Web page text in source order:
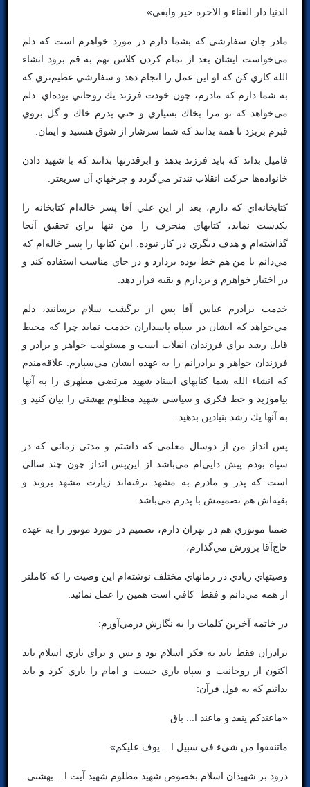
الدنيا دار الفناء و الاخره خير وابقي»
مادر جان سفارشي كه بشما دارم در مورد خواهرم است كه دلم
مي‌خواست ايشان بعد از تمام كردن كلاس نهم به قم برود انشاء
الله كاري كن كه او اين عمل را انجام دهد و سفارشي عظيم‌تري كه
به شما دارم كه مادرم، چون خودت فرزند يك روحاني بوده‌اي. دلم
می‌خواهد كه تو مرا بخاك بسپاري و حتي پدرم خاك و گل بروي
قبرم بريزد تا همه بدانند كه شما سرشار از شوق هستيد و ايمان.
فاميل بداند كه بايد فرزند بدهد و ابرقدرتها بدانند كه با شهيد دادن
خانواده‌ها حركت انقلاب تندتر مي‌گردد و چرخهاي آن سريعتر.
كتابخانه‌اي كه دارم، بعد از اين علي آقا پسر خاله‌ام كتابخانه را
يكدست نمايد، كتابهاي منحرف را من تنها براي تحقيق آنجا
گذاشته‌ام و هدف ديگري در كار نبوده. اين كتابها را پسر خاله‌ام كه
مي‌دانم با من هم خط بوده بردارد و در جاي مناسب استفاده كند و
در اختيار خواهرم و بردارم و بقيه قرار دهد.
خدمت برادرم عباس آقا پس از برگشت سلام برسانيد، دلم
مي‌خواهد كه ايشان در سپاه پاسداران خدمت نمايد چرا كه محيط
قابل رشد براي فرزندان انقلاب است و مسئوليت خواهر و برادر و
فرزندان خواهر و برادرانم را به عهده ايشان مي‌سپارم. علاقه‌مندم
كه انشاء الله شما كتابهاي استاد شهيد مرتضي مطهري را به آنها
بياموزيد و خط فكري و سياسي شهيد مظلوم بهشتي را بيان كنيد و
به آنها يك رشد بنيادين بدهيد.
پس انداز من از دوسال معلمي كه داشتم و مدتي زماني كه در
سپاه بودم پيش دايي‌ام مي‌باشد از اين‌پس انداز چون چند سالي
است كه پدر و مادرم به مشهد نرفته‌اند زيارت مشهد بروند و
بقيه‌اش هم تصميمش با پدرم مي‌باشد.
ضمنا موتوري هم در تهران دارم، تصميم در مورد موتور را به عهده
حاج‌آقا پرورش مي‌گذارم،
وصيتهاي زيادي در زمانهاي مختلف نوشته‌ام اين وصيت را كه كاملتر
از همه مي‌دانم و فقط كافي است همين را عمل نمائيد.
در خاتمه آخرين كلمات را به نگارش درمي‌آورم:
برادران فقط بايد به فكر اسلام بود و بس و براي ياري اسلام بايد
اكنون از روحانيت و سپاه ياري جست و امام را ياري كرد و بايد
بدانيم كه به قول قرآن:
«ماعندكم ينفد و ماعند ا... باق
ماتنفقوا من شيء في سبيل ا... يوف عليكم»
درود بر شهيدان اسلام بخصوص شهيد مظلوم شهيد آيت ا... بهشتي.